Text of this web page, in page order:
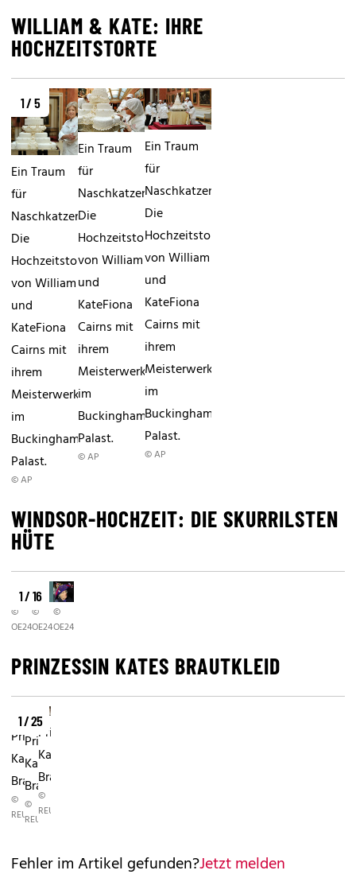
WILLIAM & KATE: IHRE
HOCHZEITSTORTE
1 / 5
Ein Traum
für
Naschkatzen:
Die
Hochzeitstorte
von William
und
KateFiona
Cairns mit
ihrem
Meisterwerk
im
Buckingham
Palast.
© AP
Ein Traum
für
Naschkatzen:
Die
Hochzeitstorte
von William
und
KateFiona
Cairns mit
ihrem
Meisterwerk
im
Buckingham
Palast.
© AP
Ein Traum
für
Naschkatzen:
Die
Hochzeitstorte
von William
und
KateFiona
Cairns mit
ihrem
Meisterwerk
im
Buckingham
Palast.
© AP
WINDSOR-HOCHZEIT: DIE SKURRILSTEN
HÜTE
1 / 16
©
OE24
©
OE24
©
OE24
PRINZESSIN KATES BRAUTKLEID
1 / 25
Prinzessin
Kates
Brautkleid
©
REUTERS
Prinzessin
Kates
Brautkleid
©
REUTERS
Prinzessin
Kates
Brautkleid
©
REUTERS
Fehler im Artikel gefunden?Jetzt melden